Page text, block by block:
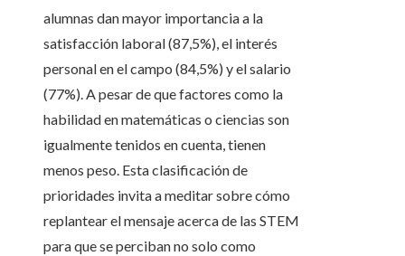
alumnas dan mayor importancia a la
satisfacción laboral (87,5%), el interés
personal en el campo (84,5%) y el salario
(77%). A pesar de que factores como la
habilidad en matemáticas o ciencias son
igualmente tenidos en cuenta, tienen
menos peso. Esta clasificación de
prioridades invita a meditar sobre cómo
replantear el mensaje acerca de las STEM
para que se perciban no solo como